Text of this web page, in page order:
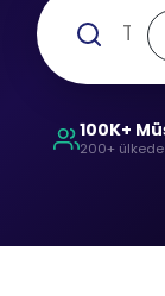
100K+
200+